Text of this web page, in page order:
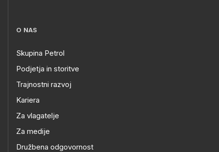
O NAS
Skupina Petrol
Podjetja in storitve
Trajnostni razvoj
Kariera
Za vlagatelje
Za medije
Družbena odgovornost